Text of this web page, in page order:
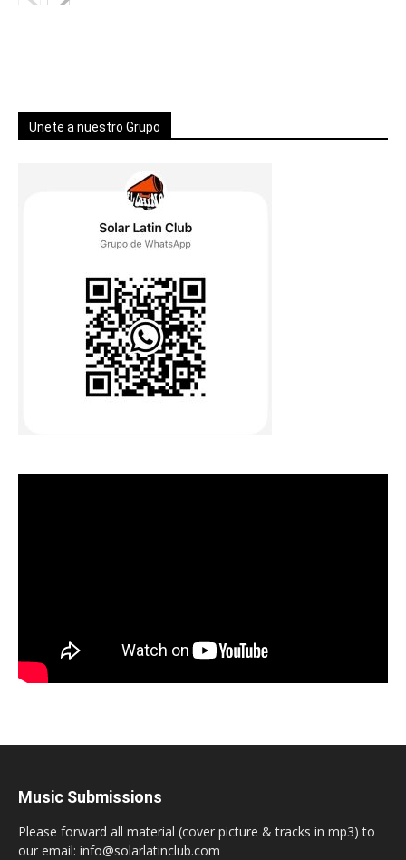
Unete a nuestro Grupo
Music Submissions
Please forward all material (cover picture & tracks in mp3) to
our email: info@solarlatinclub.com